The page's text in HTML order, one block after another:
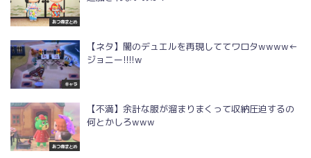
あつ森まとめ
キャラ
【ネタ】闇のデュエルを再現しててワロタwwww←
ジョニー!!!!w
あつ森まとめ
【不満】余計な服が溜まりまくって収納圧迫するの
何とかしろwww